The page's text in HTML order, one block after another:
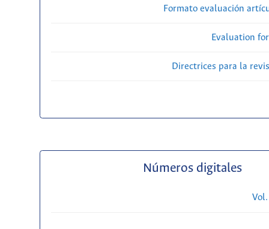
Formato evaluación
Evaluation
Directrices para la
Números digitales